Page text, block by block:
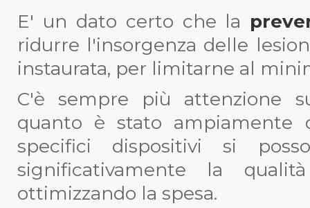
E' un dato certo che la
ridurre l'insorgenza delle
instaurata, per limitarne al
C'è sempre più attenzione
quanto è stato ampiamente
specifici dispositivi si
significativamente la
ottimizzando la spesa.